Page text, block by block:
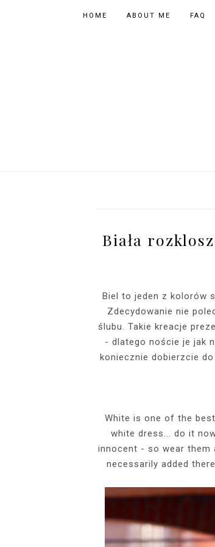
HOME ABOUT ME FAQ
SHOPPING
EVENTS
EVENTS
ASIA
BEAUTY
Biała
Biel to jeden z kolorów
Zdecydowanie nie
ślubu. Takie kreacje
- dlatego noście je jak
koniecznie dobierzcie
White is one of the
white dress... do it
innocent - so wear
necessarily added